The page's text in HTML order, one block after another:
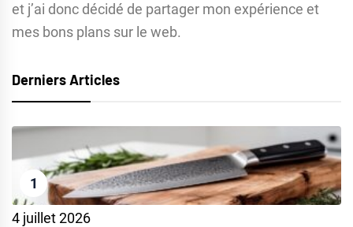
et j’ai donc décidé de partager mon expérience et
mes bons plans sur le web.
Derniers Articles
1
4 juillet 2026